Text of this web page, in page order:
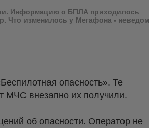
Информацию о БПЛА приходилось
Что изменилось у Мегафона -
опасность». Те
МЧС внезапно их получили.
об опасности. Оператор не